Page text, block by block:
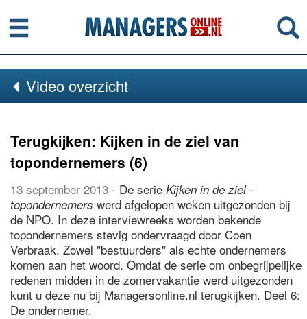
Menu
Video overzicht
Terugkijken: Kijken in de ziel van
topondernemers (6)
13 september 2013 - De serie Kijken in de ziel -
topondernemers werd afgelopen weken uitgezonden bij
de NPO. In deze interviewreeks worden bekende
topondernemers stevig ondervraagd door Coen
Verbraak. Zowel "bestuurders" als echte ondernemers
komen aan het woord. Omdat de serie om onbegrijpelijke
redenen midden in de zomervakantie werd uitgezonden
kunt u deze nu bij Managersonline.nl terugkijken. Deel 6:
De ondernemer.